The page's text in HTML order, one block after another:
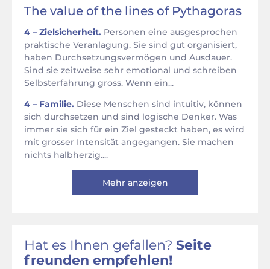
The value of the lines of Pythagoras
4 – Zielsicherheit. Personen eine ausgesprochen
praktische Veranlagung. Sie sind gut organisiert,
haben Durchsetzungsvermögen und Ausdauer.
Sind sie zeitweise sehr emotional und schreiben
Selbsterfahrung gross. Wenn ein...
4 – Familie. Diese Menschen sind intuitiv, können
sich durchsetzen und sind logische Denker. Was
immer sie sich für ein Ziel gesteckt haben, es wird
mit grosser Intensität angegangen. Sie machen
nichts halbherzig....
Mehr anzeigen
Hat es Ihnen gefallen? Seite
freunden empfehlen!